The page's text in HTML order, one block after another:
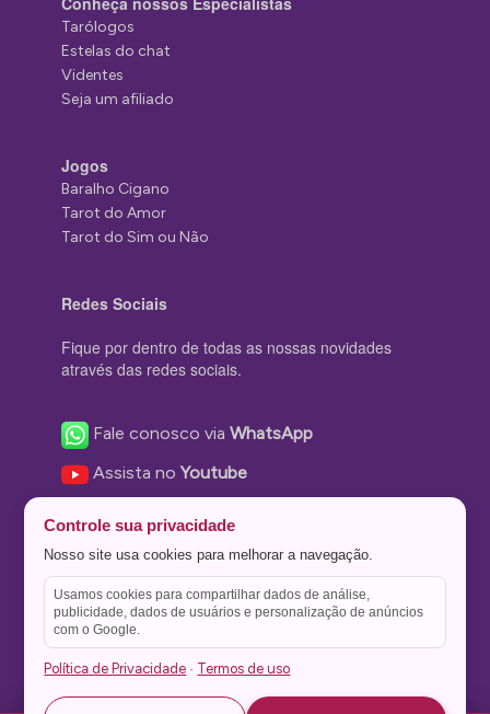
Tarólogos
Estelas do chat
Videntes
Seja um afiliado
Jogos
Baralho Cigano
Tarot do Amor
Tarot do Sim ou Não
Redes Sociais
Fique por dentro de todas as nossas novidades
através das redes sociais.
Fale conosco viaWhatsApp
Assista noYoutube
Nos siga no Instagram
Nos siga noTwitter
Salve no
Controle sua privacidade
Nosso site usa cookies para melhorar a navegação.
Usamos cookies para compartilhar dados de análise,
publicidade, dados de usuários e personalização de anúncios
com o Google.
Política de Privacidade · Termos de uso